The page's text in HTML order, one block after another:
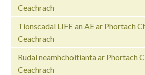
Ceachrach
Tionscadal LIFE an AE ar Phortach
Ceachrach
Rudaí neamhchoitianta ar Phortach
Ceachrach